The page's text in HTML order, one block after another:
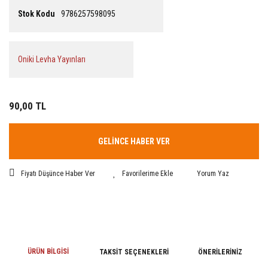
Stok Kodu 9786257598095
Oniki Levha Yayınları
90,00 TL
GELİNCE HABER VER
Fiyatı Düşünce Haber Ver Yorum Yaz
ÜRÜN BILGISI TAKSIT SEÇENEKLERI ÖNERILERINIZ